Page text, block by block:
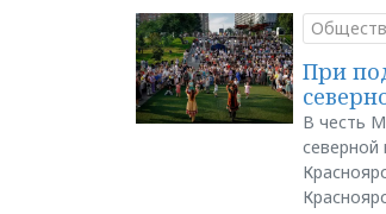
При
В честь
северной